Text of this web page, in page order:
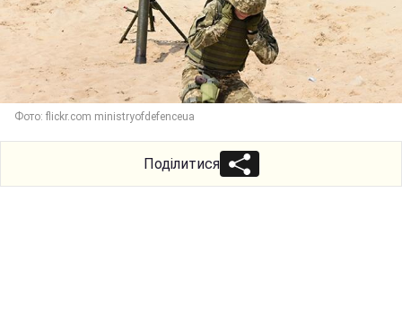
Фото: flickr.com ministryofdefenceua
Поділитися